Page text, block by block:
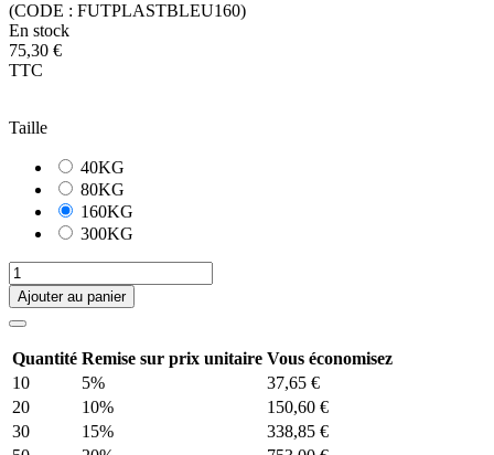
(CODE : FUTPLASTBLEU160)
En stock
75,30 €
TTC
Taille
40KG
80KG
160KG
300KG
Ajouter au panier
Quantité Remise sur prix unitaire Vous économisez
10
5%
37,65 €
20
10%
150,60 €
30
15%
338,85 €